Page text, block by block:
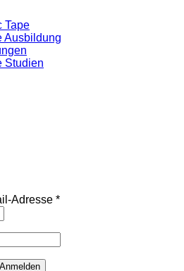
Tape
Ausbildung
Studien
Adresse *Erforderlich
Anmelden